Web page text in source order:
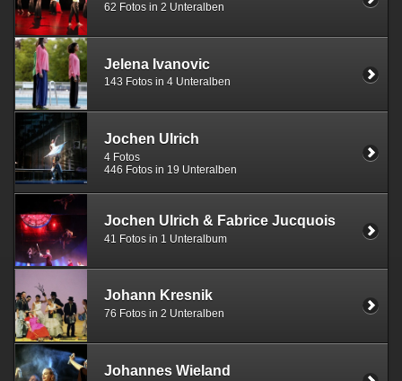
62 Fotos in 2 Unteralben
Jelena Ivanovic
143 Fotos in 4 Unteralben
Jochen Ulrich
4 Fotos
446 Fotos in 19 Unteralben
Jochen Ulrich & Fabrice Jucquois
41 Fotos in 1 Unteralbum
Johann Kresnik
76 Fotos in 2 Unteralben
Johannes Wieland